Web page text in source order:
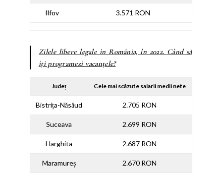
Ilfov 3.571 RON
Zilele libere legale în România, în 2022. Când să
îți programezi vacanțele?
Județ Cele mai scăzute salarii medii nete
Bistrița-Năsăud 2.705 RON
Suceava 2.699 RON
Harghita 2.687 RON
Maramureș 2.670 RON